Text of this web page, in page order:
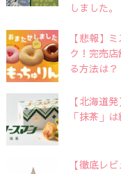
しました。
【悲報】
ク！完売
る方法は？
【北海道
「抹茶」
【徹底レ